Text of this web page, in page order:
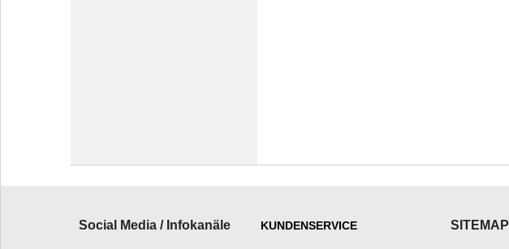
Social Media / Infokanäle
KUNDENSERVICE
SITEMAP